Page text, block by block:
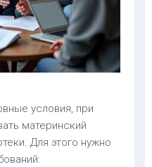
условия, при
материнский
Для этого нужно